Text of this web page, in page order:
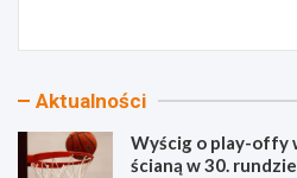
Aktualności
Wyścig o play-offy
ścianą w 30.